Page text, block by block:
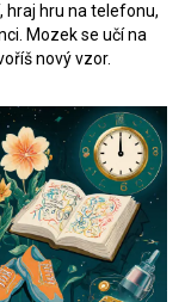
hraj hru na telefonu,
Mozek se učí na
nový vzor.